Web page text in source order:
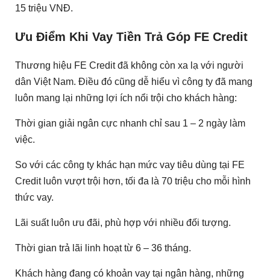
15 triệu VNĐ.
Ưu Điểm Khi Vay Tiền Trả Góp FE Credit
Thương hiệu FE Credit đã không còn xa lạ với người
dân Việt Nam. Điều đó cũng dễ hiểu vì công ty đã mang
luôn mang lại những lợi ích nổi trội cho khách hàng:
Thời gian giải ngân cực nhanh chỉ sau 1 – 2 ngày làm
việc.
So với các công ty khác hạn mức vay tiêu dùng tại FE
Credit luôn vượt trội hơn, tối đa là 70 triệu cho mỗi hình
thức vay.
Lãi suất luôn ưu đãi, phù hợp với nhiều đối tượng.
Thời gian trả lãi linh hoạt từ 6 – 36 tháng.
Khách hàng đang có khoản vay tại ngân hàng, những